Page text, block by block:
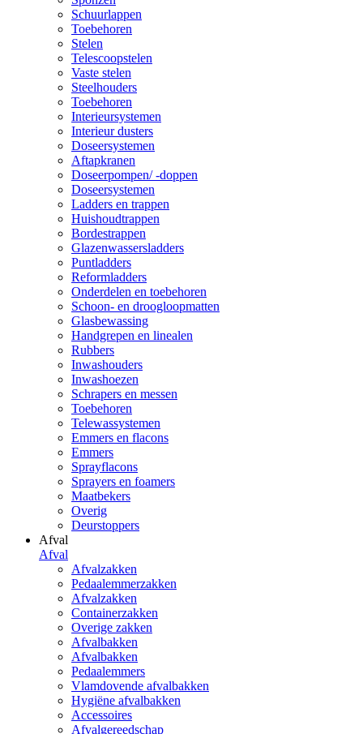
Schuurlappen
Toebehoren
Stelen
Telescoopstelen
Vaste stelen
Steelhouders
Toebehoren
Interieursystemen
Interieur dusters
Doseersystemen
Aftapkranen
Doseerpompen/ -doppen
Doseersystemen
Ladders en trappen
Huishoudtrappen
Bordestrappen
Glazenwassersladders
Puntladders
Reformladders
Onderdelen en toebehoren
Schoon- en droogloopmatten
Glasbewassing
Handgrepen en linealen
Rubbers
Inwashouders
Inwashoezen
Schrapers en messen
Toebehoren
Telewassystemen
Emmers en flacons
Emmers
Sprayflacons
Sprayers en foamers
Maatbekers
Overig
Deurstoppers
Afval
Afval
Afvalzakken
Pedaalemmerzakken
Afvalzakken
Containerzakken
Overige zakken
Afvalbakken
Afvalbakken
Pedaalemmers
Vlamdovende afvalbakken
Hygiëne afvalbakken
Accessoires
Afvalgereedschap